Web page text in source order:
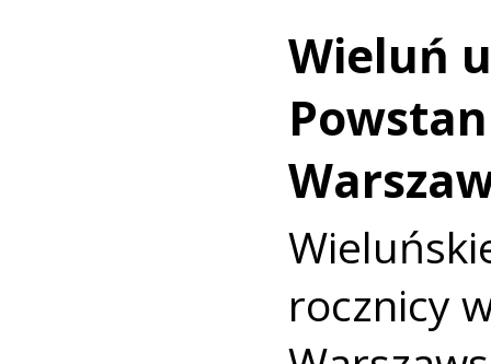
Wieluń
rocznicy